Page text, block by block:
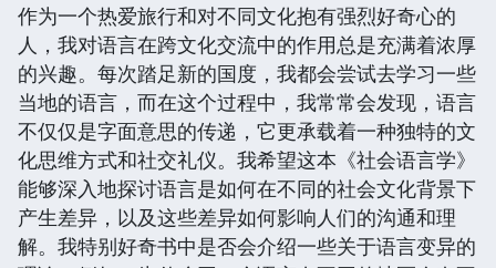
作为一个热爱旅行和对不同文化抱有强烈好奇心的
人，我对语言在跨文化交流中的作用总是充满着浓厚
的兴趣。每次踏足新的国度，我都会尝试去学习一些
当地的语言，而在这个过程中，我常常会发现，语言
不仅仅是字面意思的传递，它更承载着一种独特的文
化思维方式和社交礼仪。我希望这本《社会语言学》
能够深入地探讨语言是如何在不同的社会文化背景下
产生差异，以及这些差异如何影响人们的沟通和理
解。我特别好奇书中是否会介绍一些关于语言变异的